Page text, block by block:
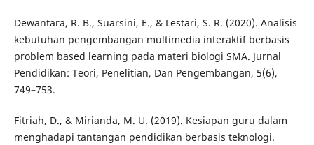
Dewantara, R. B., Suarsini, E., & Lestari, S. R. (2020). Analisis
kebutuhan pengembangan multimedia interaktif berbasis
problem based learning pada materi biologi SMA. Jurnal
Pendidikan: Teori, Penelitian, Dan Pengembangan, 5(6),
749–753.
Fitriah, D., & Mirianda, M. U. (2019). Kesiapan guru dalam
menghadapi tantangan pendidikan berbasis teknologi.